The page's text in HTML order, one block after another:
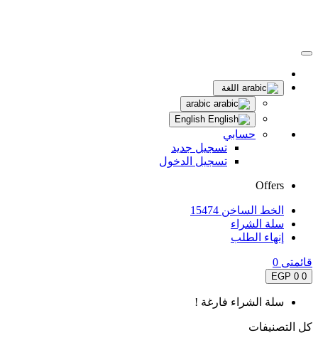
اللغة
حسابي
تسجيل جديد
تسجيل الدخول
Offers
الخط الساخن 15474
سلة الشراء
إنهاء الطلب
قائمتى 0
0
0 EGP
سلة الشراء فارغة !
كل التصنيفات